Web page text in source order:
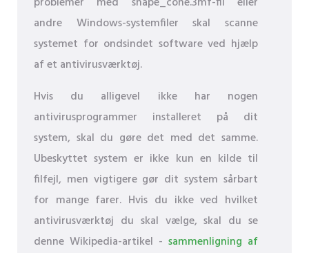
andre Windows-systemfiler skal scanne
systemet for ondsindet software ved hjælp
af et antivirusværktøj.
Hvis du alligevel ikke har nogen
antivirusprogrammer installeret på dit
system, skal du gøre det med det samme.
Ubeskyttet system er ikke kun en kilde til
filfejl, men vigtigere gør dit system sårbart
for mange farer. Hvis du ikke ved hvilket
antivirusværktøj du skal vælge, skal du se
denne Wikipedia-artikel - sammenligning af